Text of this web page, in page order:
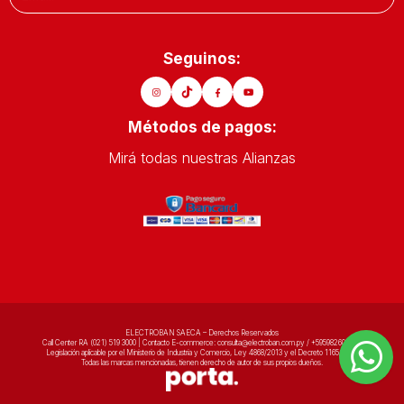
amante del audio en busca de una experiencia sonora
inigualable, nuestrosauricularesde alta fidelidad podrían
ser tu mejor elección. Por otro lado, si estás en constante
movimiento, los modelos inalámbricos serán tu aliado
cada modelo en nuestra tienda online o contactar a
Compromiso Electroban
con la Calidad de Sonido
En Electroban, nuestro principal objetivo es proporcionar
Seguinos:
Métodos de pagos:
Mirá todas nuestras Alianzas
ELECTROBAN SAECA – Derechos Reservados
Call Center RA (021) 519 3000 | Contacto E-commerce: consulta@electroban.com.py / +595982602020
Legislación aplicable por el Ministerio de Industria y Comercio, Ley 4868/2013 y el Decreto 1165/2014
Todas las marcas mencionadas, tienen derecho de autor de sus propios dueños.